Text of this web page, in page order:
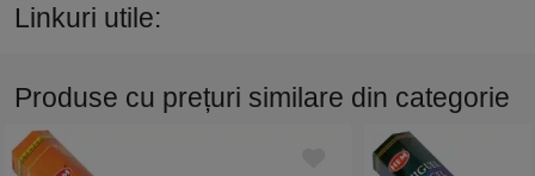
Linkuri utile:
Produse cu prețuri similare din categorie